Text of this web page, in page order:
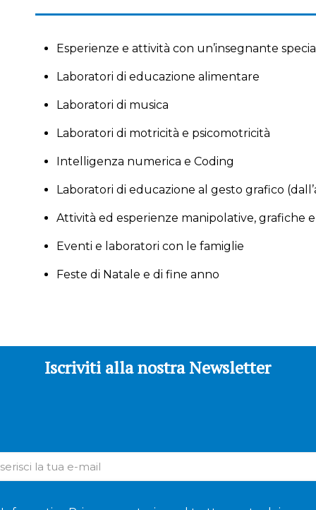
Esperienze e attività con un’insegnante
Laboratori di educazione alimentare
Laboratori di musica
Laboratori di motricità e psicomotricità
Intelligenza numerica e Coding
Laboratori di educazione al gesto grafico
Attività ed esperienze manipolative, grafiche
Eventi e laboratori con le famiglie
Feste di Natale e di fine anno
Iscriviti alla nostra Newsletter